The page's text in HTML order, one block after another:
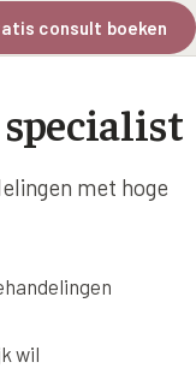
consult boeken
met hoge
wil